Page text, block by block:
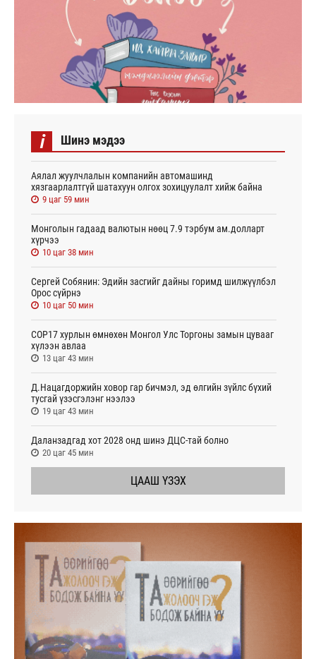
i Шинэ мэдээ
Аялал жуулчлалын компанийн автомашинд
хязгаарлалтгүй шатахуун олгох зохицуулалт хийж байна
9 цаг 59 мин
Монголын гадаад валютын нөөц 7.9 тэрбум ам.долларт
хүрчээ
10 цаг 38 мин
Сергей Собянин: Эдийн засгийг дайны горимд шилжүүлбэл
Орос сүйрнэ
10 цаг 50 мин
COP17 хурлын өмнөхөн Монгол Улс Торгоны замын цувааг
хүлээн авлаа
13 цаг 43 мин
Д.Нацагдоржийн ховор гар бичмэл, эд өлгийн зүйлс бүхий
тусгай үзэсгэлэнг нээлээ
19 цаг 43 мин
Даланзадгад хот 2028 онд шинэ ДЦС-тай болно
20 цаг 45 мин
ЦААШ ҮЗЭХ